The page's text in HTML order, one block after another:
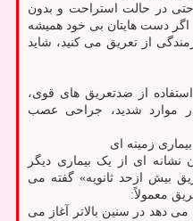
حتی در حالت استراحت و بدون
دست هایتان بی خود همیشه
از تعریق می کنید، شاید
از ضدتعریق های قوی،
موارد شدید، جراحی عصب
زمینه ای
نشانه ای از یک بیماری دیگر
بیش ازحد ثانویه» گفته می
معمولاً:
دهد در سنین بالاتر آغاز می